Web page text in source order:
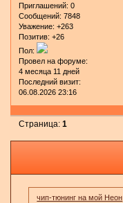
Приглашений: 0
Сообщений: 7848
Уважение: +263
Позитив: +26
Пол:
Провел на форуме:
4 месяца 11 дней
Последний визит:
06.08.2026 23:16
Страница:1
чип-тюнинг на мой Неон